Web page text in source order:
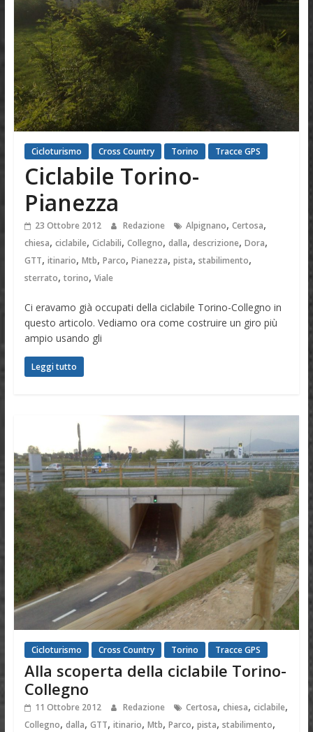
Cicloturismo Cross Country Torino Tracce GPS
Ciclabile Torino-
Pianezza
23 Ottobre 2012 Redazione Alpignano, Certosa,
chiesa, ciclabile, Ciclabili, Collegno, dalla, descrizione, Dora,
GTT, itinario, Mtb, Parco, Pianezza, pista, stabilimento,
sterrato, torino, Viale
Ci eravamo già occupati della ciclabile Torino-Collegno in
questo articolo. Vediamo ora come costruire un giro più
ampio usando gli
Leggi tutto
Cicloturismo Cross Country Torino Tracce GPS
Alla scoperta della ciclabile Torino-
Collegno
11 Ottobre 2012 Redazione Certosa, chiesa, ciclabile,
Collegno, dalla, GTT, itinario, Mtb, Parco, pista, stabilimento,